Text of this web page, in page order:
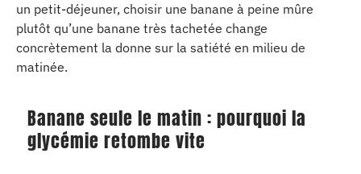
un petit-déjeuner, choisir une banane à peine mûre
plutôt qu’une banane très tachetée change
concrètement la donne sur la satiété en milieu de
matinée.
Banane seule le matin : pourquoi la
glycémie retombe vite